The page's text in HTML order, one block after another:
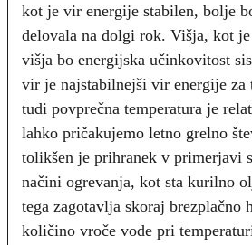
kot je vir energije stabilen, bolje
delovala na dolgi rok. Višja, kot
višja bo energijska učinkovitost
vir je najstabilnejši vir energije za
tudi povprečna temperatura je
lahko pričakujemo letno grelno
tolikšen je prihranek v primerjavi
načini ogrevanja, kot sta kurilno
tega zagotavlja skoraj brezplačno
količino vroče vode pri